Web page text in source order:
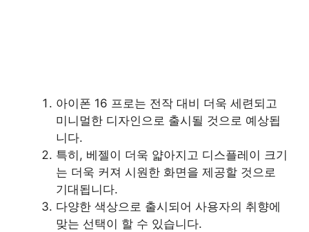
아이폰 16 프로는 전작 대비 더욱 세련되고
미니멀한 디자인으로 출시될 것으로 예상됩
니다.
특히, 베젤이 더욱 얇아지고 디스플레이 크기
는 더욱 커져 시원한 화면을 제공할 것으로
기대됩니다.
다양한 색상으로 출시되어 사용자의 취향에
맞는 선택이 할 수 있습니다.